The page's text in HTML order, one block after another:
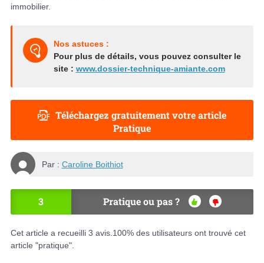
immobilier.
Nos astuces :
Pour plus de détails, vous pouvez consulter le
site : www.dossier-technique-amiante.com
Téléchargez gratuitement votre article
Pratique
Par : Caroline Boithiot
3 Pratique ou pas ?
OU
NO
N
Cet article a recueilli 3 avis. 100% des utilisateurs ont trouvé cet
article "pratique".